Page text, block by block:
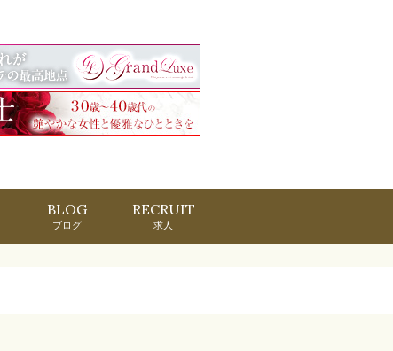
BLOG
ブログ
RECRUIT
求人